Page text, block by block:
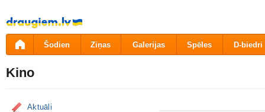
Pāriet
uz
saturu
Šodien Ziņas Galerijas Spēles D-biedri
Kino
Aktuāli